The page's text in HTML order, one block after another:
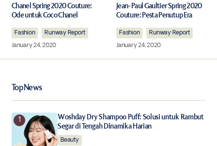
Required fields are marked*
Comment*
Your E-mail*
Chanel Spring 2020 Couture:
Ode untuk Coco Chanel
Fashion
Runway Report
January 24, 2020
Jean-Paul Gaultier Spring 2020
Couture: Pesta Penutup Era
Fashion
Runway Report
January 24, 2020
Top News
Woshday Dry Shampoo Puff: Solusi untuk Rambut
Segar di Tengah Dinamika Harian
Beauty